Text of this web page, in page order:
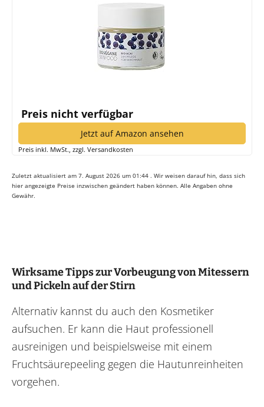
Preis nicht verfügbar
Jetzt auf Amazon ansehen
Preis inkl. MwSt., zzgl. Versandkosten
Zuletzt aktualisiert am 7. August 2026 um 01:44 . Wir weisen darauf hin, dass sich
hier angezeigte Preise inzwischen geändert haben können. Alle Angaben ohne
Gewähr.
Wirksame Tipps zur Vorbeugung von Mitessern
und Pickeln auf der Stirn
Alternativ kannst du auch den Kosmetiker
aufsuchen. Er kann die Haut professionell
ausreinigen und beispielsweise mit einem
Fruchtsäurepeeling gegen die Hautunreinheiten
vorgehen.